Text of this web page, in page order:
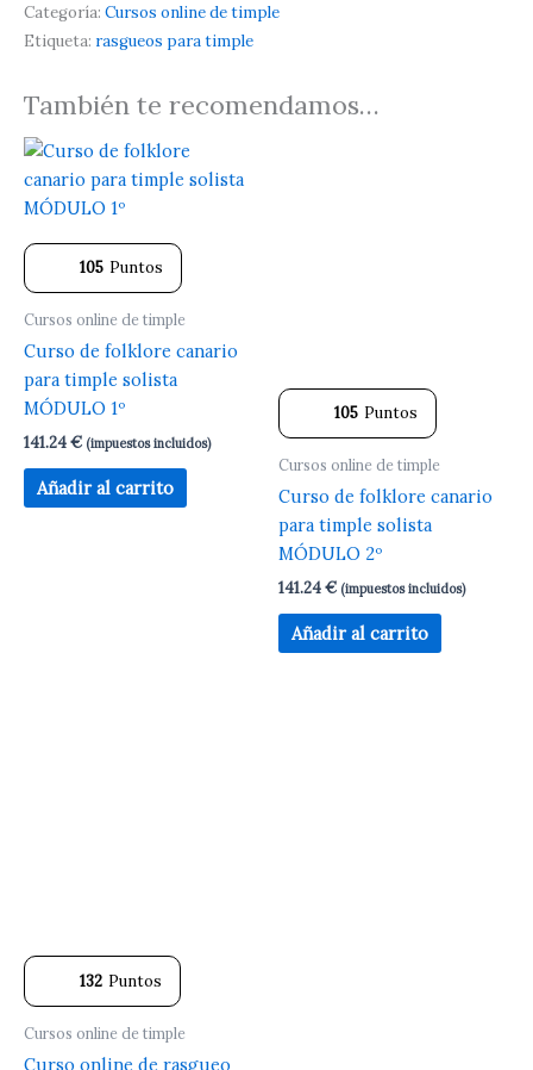
Categoría: Cursos online de timple
Etiqueta: rasgueos para timple
También te recomendamos…
105 Puntos
Cursos online de timple
Curso de folklore canario
para timple solista
MÓDULO 1º
141.24€ (impuestos incluidos)
Añadir al carrito
105 Puntos
Cursos online de timple
Curso de folklore canario
para timple solista
MÓDULO 2º
141.24€ (impuestos incluidos)
Añadir al carrito
132 Puntos
Cursos online de timple
Curso online de rasgueo